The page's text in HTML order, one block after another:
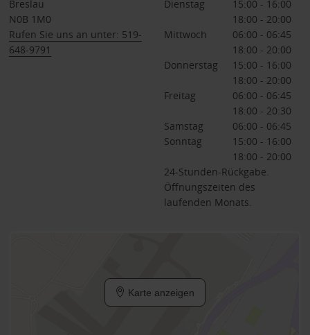
Breslau
N0B 1M0
Rufen Sie uns an unter: 519-
648-9791
Dienstag
15:00 - 16:00
18:00 - 20:00
Mittwoch
06:00 - 06:45
18:00 - 20:00
Donnerstag
15:00 - 16:00
18:00 - 20:00
Freitag
06:00 - 06:45
18:00 - 20:30
Samstag
06:00 - 06:45
Sonntag
15:00 - 16:00
18:00 - 20:00
24-Stunden-Rückgabe.
Öffnungszeiten des
laufenden Monats.
Karte anzeigen